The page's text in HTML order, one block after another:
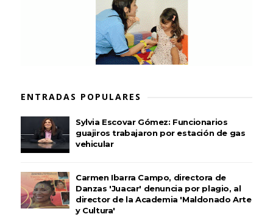
ENTRADAS POPULARES
Sylvia Escovar Gómez: Funcionarios
guajiros trabajaron por estación de gas
vehicular
Carmen Ibarra Campo, directora de
Danzas 'Juacar' denuncia por plagio, al
director de la Academia 'Maldonado Arte
y Cultura'